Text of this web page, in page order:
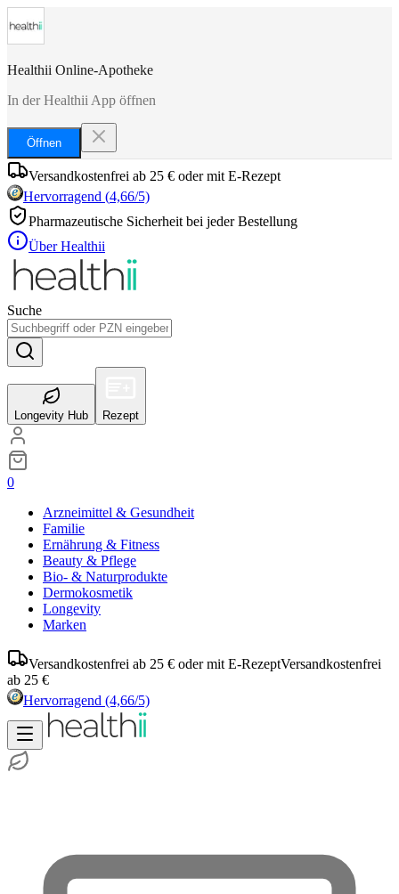
Healthii Online-Apotheke
In der Healthii App öffnen
Öffnen
Versandkostenfrei ab 25 € oder mit E-Rezept
Hervorragend (4,66/5)
Pharmazeutische Sicherheit bei jeder Bestellung
Über Healthii
Suche
Longevity Hub Rezept
0
Arzneimittel & Gesundheit
Familie
Ernährung & Fitness
Beauty & Pflege
Bio- & Naturprodukte
Dermokosmetik
Longevity
Marken
Versandkostenfrei ab 25 € oder mit E-RezeptVersandkostenfrei
ab 25 €
Hervorragend (4,66/5)